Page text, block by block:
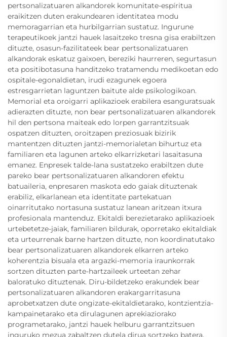
pertsonalizatuaren alkandorek komunitate-espíritua
eraikitzen duten erakundearen identitatea modu
memoragarrian eta hurbilgarrian sustatuz. Ingurune
terapeutikoek jantzi hauek lasaitzeko tresna gisa erabiltzen
dituzte, osasun-fazilitateek bear pertsonalizatuaren
alkandorak eskatuz gaixoen, bereziki haurreren, segurtasun
eta positibotasuna handitzeko tratamendu medikoetan edo
ospitale-egonaldietan, irudi ezagunek egoera
estresgarrietan laguntzen baitute alde psikologikoan.
Memorial eta oroigarri aplikazioek erabilera esanguratsuak
adierazten dituzte, non bear pertsonalizatuaren alkandorek
hil den pertsona maiteak edo lorpen garrantzitsuak
ospatzen dituzten, oroitzapen preziosuak bizirik
mantentzen dituzten jantzi-memorialetan bihurtuz eta
familiaren eta lagunen arteko elkarrizketari lasaitasuna
emanez. Enpresek talde-lana sustatzeko erabiltzen dute
pareko bear pertsonalizatuaren alkandoren efektu
batuaileria, enpresaren maskota edo gaiak dituztenak
erabiliz, elkarlanean eta identitate partekatuan
oinarritutako nortasuna sustatuz lanean aritzean itxura
profesionala mantenduz. Ekitaldi berezietarako aplikazioek
urtebetetze-jaiak, familiaren bildurak, oporretako ekitaldiak
eta urteurrenak barne hartzen dituzte, non koordinatutako
bear pertsonalizatuaren alkandorek elkarren arteko
koherentzia bisuala eta argazki-memoria iraunkorrak
sortzen dituzten parte-hartzaileek urteetan zehar
baloratuko dituztenak. Diru-bildetzeko erakundek bear
pertsonalizatuaren alkandoren erakargarritasuna
aprobetxatzen dute ongizate-ekitaldietarako, kontzientzia-
kampainetarako eta dirulagunen aprekiaziorako
programetarako, jantzi hauek helburu garrantzitsuen
inguruko mezua zabaltzen dutela dirua sortzeko batera.